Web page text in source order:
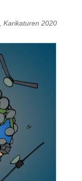
Karikaturen 2020